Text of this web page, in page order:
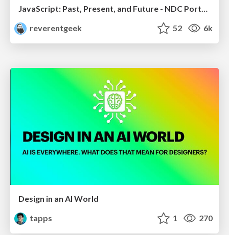
reverentgeek
52 6k
Design in an AI World
tapps
1 270